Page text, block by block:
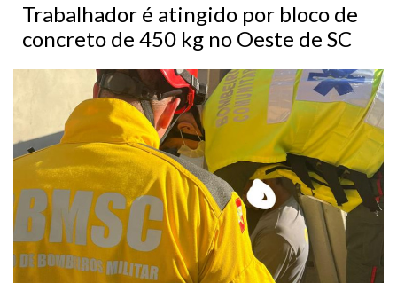
Trabalhador é atingido por bloco de
concreto de 450 kg no Oeste de SC